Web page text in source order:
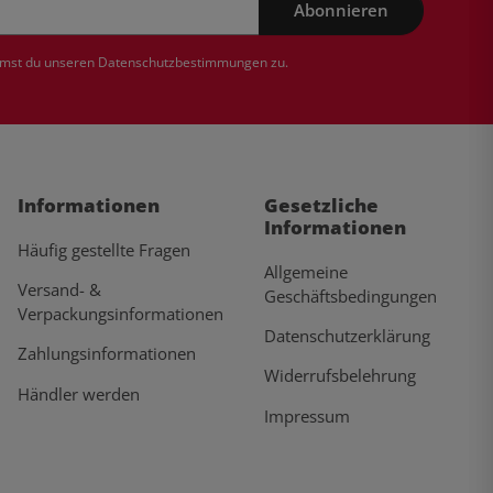
Abonnieren
du unseren Datenschutzbestimmungenzu.
Informationen
Häufig gestellte Fragen
Versand- &
Verpackungsinformationen
Zahlungsinformationen
Händler werden
Gesetzliche
Informationen
Allgemeine
Geschäftsbedingungen
Datenschutzerklärung
Widerrufsbelehrung
Impressum